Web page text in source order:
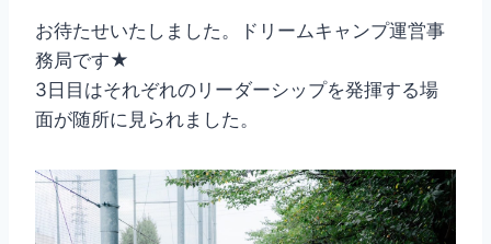
お待たせいたしました。ドリームキャンプ運営事
務局です★
3日目はそれぞれのリーダーシップを発揮する場
面が随所に見られました。